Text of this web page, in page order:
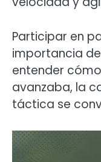
Participar en
importancia
entender
avanzaba, la
táctica se